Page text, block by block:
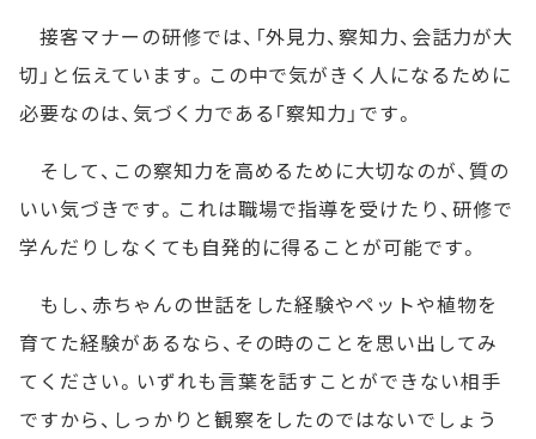
接客マナーの研修では、「外見力、察知力、会話力が大
切」と伝えています。この中で気がきく人になるために
必要なのは、気づく力である「察知力」です。
そして、この察知力を高めるために大切なのが、質の
いい気づきです。これは職場で指導を受けたり、研修で
学んだりしなくても自発的に得ることが可能です。
もし、赤ちゃんの世話をした経験やペットや植物を
育てた経験があるなら、その時のことを思い出してみ
てください。いずれも言葉を話すことができない相手
ですから、しっかりと観察をしたのではないでしょう